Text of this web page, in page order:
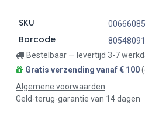
SKU
Barcode
Bestelbaar — levertijd 3-7
Gratis verzending vanaf € 100
Algemene voorwaarden
Geld-terug-garantie van 14 dagen